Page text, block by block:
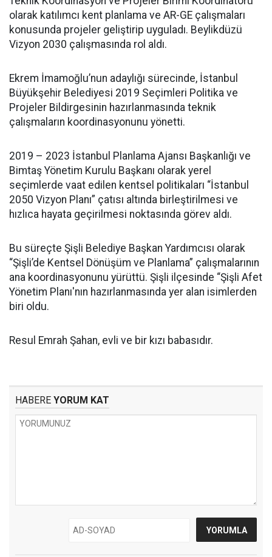
olarak katılımcı kent planlama ve AR-GE çalışmaları
konusunda projeler geliştirip uyguladı. Beylikdüzü
Vizyon 2030 çalışmasında rol aldı.
Ekrem İmamoğlu’nun adaylığı sürecinde, İstanbul
Büyükşehir Belediyesi 2019 Seçimleri Politika ve
Projeler Bildirgesinin hazırlanmasında teknik
çalışmaların koordinasyonunu yönetti.
2019 – 2023 İstanbul Planlama Ajansı Başkanlığı ve
Bimtaş Yönetim Kurulu Başkanı olarak yerel
seçimlerde vaat edilen kentsel politikaları “İstanbul
2050 Vizyon Planı” çatısı altında birleştirilmesi ve
hızlıca hayata geçirilmesi noktasında görev aldı.
Bu süreçte Şişli Belediye Başkan Yardımcısı olarak
“Şişli’de Kentsel Dönüşüm ve Planlama” çalışmalarının
ana koordinasyonunu yürüttü. Şişli ilçesinde “Şişli Afet
Yönetim Planı'nın hazırlanmasında yer alan isimlerden
biri oldu.
Resul Emrah Şahan, evli ve bir kızı babasıdır.
HABERE YORUM KAT